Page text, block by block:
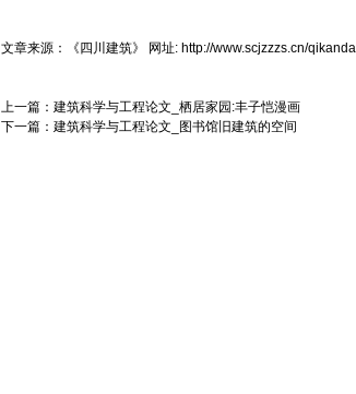
文章来源： 《四川建筑》 网址: http://www.scjzzzs.cn/
上一篇： 建筑科学与工程论文_栖居家园:丰子恺漫画
下一篇： 建筑科学与工程论文_图书馆旧建筑的空间